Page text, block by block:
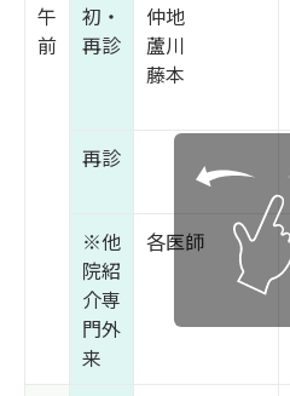
午
前
初・
再診
仲地
蘆川
藤本
再診
※他
院紹
介専
門外
来
各医師